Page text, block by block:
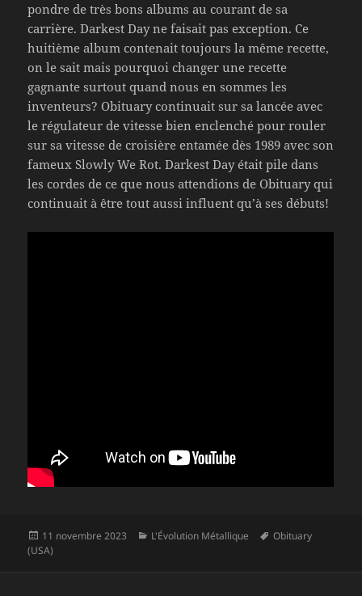
pondre de très bons albums au courant de sa
carrière. Darkest Day ne faisait pas exception. Ce
huitième album contenait toujours la même recette,
on le sait mais pourquoi changer une recette
gagnante surtout quand nous en sommes les
inventeurs? Obituary continuait sur sa lancée avec
le régulateur de vitesse bien enclenché pour rouler
sur sa vitesse de croisière entamée dès 1989 avec son
fameux Slowly We Rot. Darkest Day était pile dans
les cordes de ce que nous attendions de Obituary qui
continuait à être tout aussi influent qu’à ses débuts!
Publié
le
11 novembre 2023 Catégories
L'Évolution Métallique
Mots-
Obituary
(USA)